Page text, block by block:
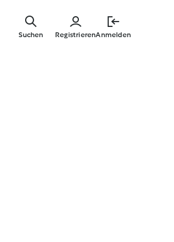
RegistrierenAnmelden
Suchen